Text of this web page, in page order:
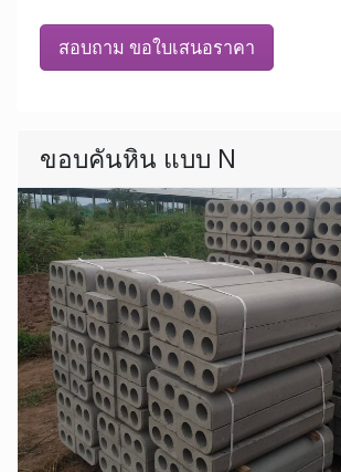
สอบถาม ขอใบเสนอราคา
ขอบคันหิน แบบ N